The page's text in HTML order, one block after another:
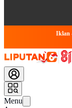
Iklan
Menu